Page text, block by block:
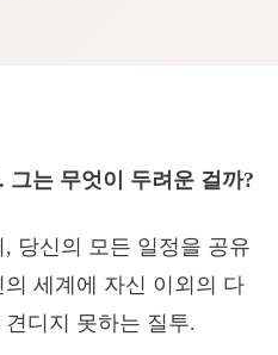
그는 무엇이 두려운 걸까?
당신의 모든 일정을 공유
세계에 자신 이외의 다
디지 못하는 질투.